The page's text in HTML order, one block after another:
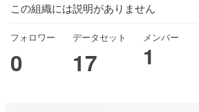
この組織には説明がありません
フォロワー
0
データセット
17
メンバー
1